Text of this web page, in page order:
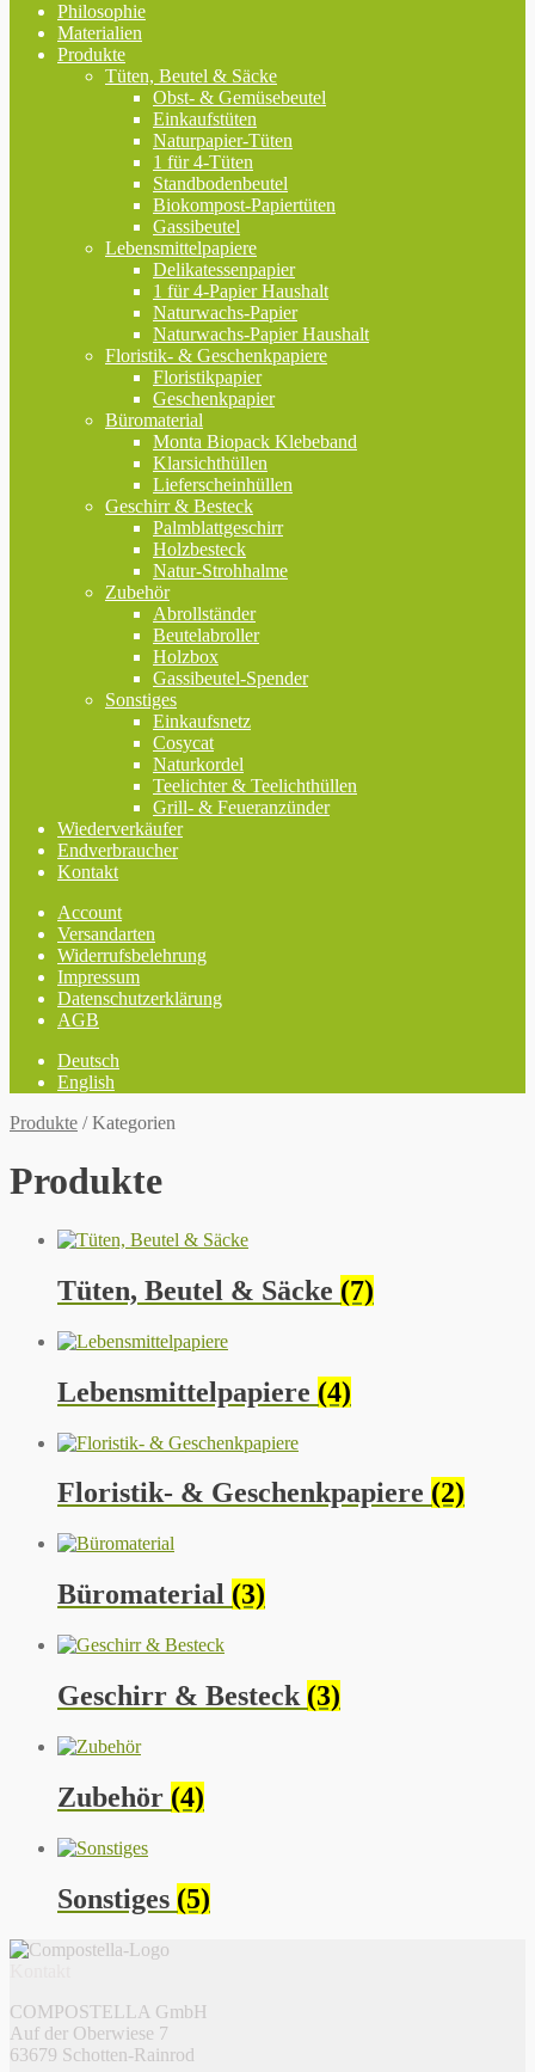
Philosophie
Materialien
Produkte
Tüten, Beutel & Säcke
Obst- & Gemüsebeutel
Einkaufstüten
Naturpapier-Tüten
1 für 4-Tüten
Standbodenbeutel
Biokompost-Papiertüten
Gassibeutel
Lebensmittelpapiere
Delikatessenpapier
1 für 4-Papier Haushalt
Naturwachs-Papier
Naturwachs-Papier Haushalt
Floristik- & Geschenkpapiere
Floristikpapier
Geschenkpapier
Büromaterial
Monta Biopack Klebeband
Klarsichthüllen
Lieferscheinhüllen
Geschirr & Besteck
Palmblattgeschirr
Holzbesteck
Natur-Strohhalme
Zubehör
Abrollständer
Beutelabroller
Holzbox
Gassibeutel-Spender
Sonstiges
Einkaufsnetz
Cosycat
Naturkordel
Teelichter & Teelichthüllen
Grill- & Feueranzünder
Wiederverkäufer
Endverbraucher
Kontakt
Account
Versandarten
Widerrufsbelehrung
Impressum
Datenschutzerklärung
AGB
Deutsch
English
Produkte /Kategorien
Produkte
Tüten, Beutel & Säcke (7)
Lebensmittelpapiere (4)
Floristik- & Geschenkpapiere (2)
Büromaterial (3)
Geschirr & Besteck (3)
Zubehör (4)
Sonstiges (5)
COMPOSTELLA GmbH
Auf der Oberwiese 7
63679 Schotten-Rainrod